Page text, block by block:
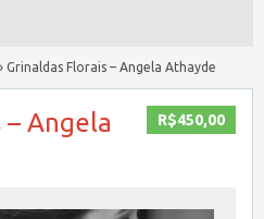
Grinaldas Florais – Angela Athayde
R$450,00
– Angela